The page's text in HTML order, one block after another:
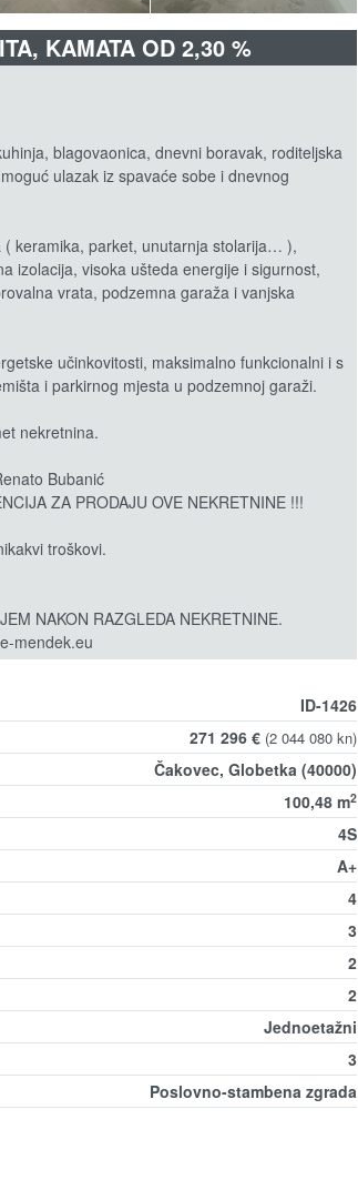
KAMATA OD 2,30 %
blagovaonica, dnevni boravak, roditeljska
ulazak iz spavaće sobe i dnevnog
keramika, parket, unutarnja stolarija… ),
izolacija, visoka ušteda energije i sigurnost,
vrata, podzemna garaža i vanjska
učinkovitosti, maksimalno funkcionalni i s
i parkirnog mjesta u podzemnoj garaži.
nekretnina.
Bubanić
ZA PRODAJU OVE NEKRETNINE !!!
troškovi.
NAKON RAZGLEDA NEKRETNINE.
mendek.eu
ID-1426
271 296 € (2 044 080 kn)
Čakovec, Globetka (40000)
100,48 m2
4S
A+
4
3
2
2
Jednoetažni
3
Poslovno-stambena zgrada